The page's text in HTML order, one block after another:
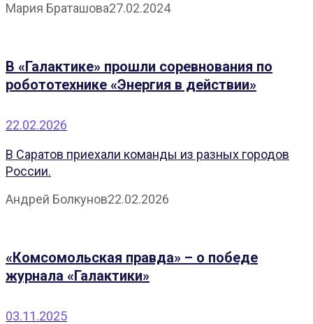
Мария Браташова27.02.2024
В «Галактике» прошли соревнования по
робототехнике «Энергия в действии»
22.02.2026
В Саратов приехали команды из разных городов
России.
Андрей Болкунов22.02.2026
«Комсомольская правда» – о победе
журнала «Галактики»
03.11.2025